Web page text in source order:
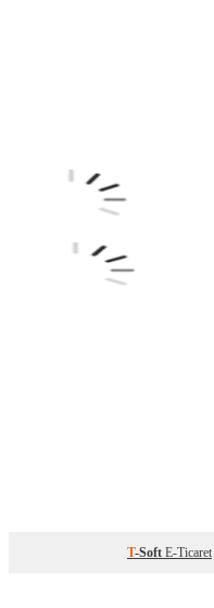
T-Soft E-Ticaret